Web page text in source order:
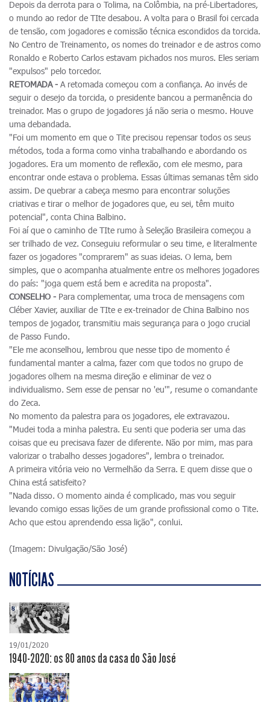
Depois da derrota para o Tolima, na Colômbia, na pré-Libertadores,
o mundo ao redor de TIte desabou. A volta para o Brasil foi cercada
de tensão, com jogadores e comissão técnica escondidos da torcida.
No Centro de Treinamento, os nomes do treinador e de astros como
Ronaldo e Roberto Carlos estavam pichados nos muros. Eles seriam
"expulsos" pelo torcedor.
RETOMADA - A retomada começou com a confiança. Ao invés de
seguir o desejo da torcida, o presidente bancou a permanência do
treinador. Mas o grupo de jogadores já não seria o mesmo. Houve
uma debandada.
"Foi um momento em que o Tite precisou repensar todos os seus
métodos, toda a forma como vinha trabalhando e abordando os
jogadores. Era um momento de reflexão, com ele mesmo, para
encontrar onde estava o problema. Essas últimas semanas têm sido
assim. De quebrar a cabeça mesmo para encontrar soluções
criativas e tirar o melhor de jogadores que, eu sei, têm muito
potencial", conta China Balbino.
Foi aí que o caminho de TIte rumo à Seleção Brasileira começou a
ser trilhado de vez. Conseguiu reformular o seu time, e literalmente
fazer os jogadores "comprarem" as suas ideias. O lema, bem
simples, que o acompanha atualmente entre os melhores jogadores
do país: "joga quem está bem e acredita na proposta".
CONSELHO - Para complementar, uma troca de mensagens com
Cléber Xavier, auxiliar de TIte e ex-treinador de China Balbino nos
tempos de jogador, transmitiu mais segurança para o jogo crucial
de Passo Fundo.
"Ele me aconselhou, lembrou que nesse tipo de momento é
fundamental manter a calma, fazer com que todos no grupo de
jogadores olhem na mesma direção e eliminar de vez o
individualismo. Sem esse de pensar no 'eu'", resume o comandante
do Zeca.
No momento da palestra para os jogadores, ele extravazou.
"Mudei toda a minha palestra. Eu senti que poderia ser uma das
coisas que eu precisava fazer de diferente. Não por mim, mas para
valorizar o trabalho desses jogadores", lembra o treinador.
A primeira vitória veio no Vermelhão da Serra. E quem disse que o
China está satisfeito?
"Nada disso. O momento ainda é complicado, mas vou seguir
levando comigo essas lições de um grande profissional como o Tite.
Acho que estou aprendendo essa lição", conlui.
(Imagem: Divulgação/São José)
NOTÍCIAS
19/01/2020
1940-2020: os 80 anos da casa do São José